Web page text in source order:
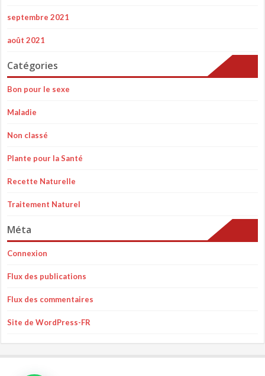
septembre 2021
août 2021
Catégories
Bon pour le sexe
Maladie
Non classé
Plante pour la Santé
Recette Naturelle
Traitement Naturel
Méta
Connexion
Flux des publications
Flux des commentaires
Site de WordPress-FR